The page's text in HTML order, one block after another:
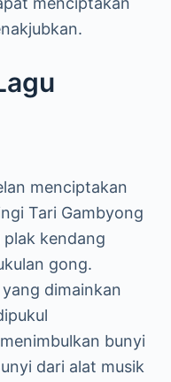
menciptakan
Tari Gambyong
plak kendang
gong.
dimainkan
bunyi
dari alat musik